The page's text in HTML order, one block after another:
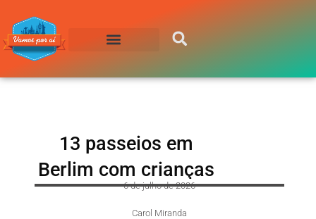
13 passeios em
Berlim com crianças
6 de julho de 2026
Carol Miranda